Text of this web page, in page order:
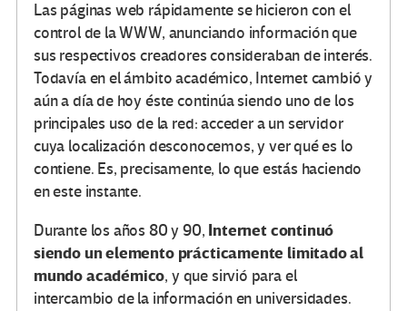
Las páginas web rápidamente se hicieron con el
control de la WWW, anunciando información que
sus respectivos creadores consideraban de interés.
Todavía en el ámbito académico, Internet cambió y
aún a día de hoy éste continúa siendo uno de los
principales uso de la red: acceder a un servidor
cuya localización desconocemos, y ver qué es lo
contiene. Es, precisamente, lo que estás haciendo
en este instante.
Durante los años 80 y 90, Internet continuó
siendo un elemento prácticamente limitado al
mundo académico, y que sirvió para el
intercambio de la información en universidades.